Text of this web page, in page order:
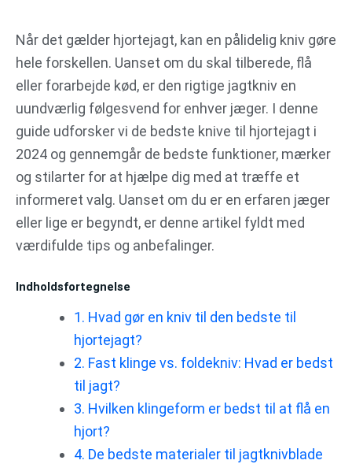
indholdet
Når det gælder hjortejagt, kan en pålidelig kniv gøre
hele forskellen. Uanset om du skal tilberede, flå
eller forarbejde kød, er den rigtige jagtkniv en
uundværlig følgesvend for enhver jæger. I denne
guide udforsker vi de bedste knive til hjortejagt i
2024 og gennemgår de bedste funktioner, mærker
og stilarter for at hjælpe dig med at træffe et
informeret valg. Uanset om du er en erfaren jæger
eller lige er begyndt, er denne artikel fyldt med
værdifulde tips og anbefalinger.
Indholdsfortegnelse
1. Hvad gør en kniv til den bedste til
hjortejagt?
2. Fast klinge vs. foldekniv: Hvad er bedst
til jagt?
3. Hvilken klingeform er bedst til at flå en
hjort?
4. De bedste materialer til jagtknivblade